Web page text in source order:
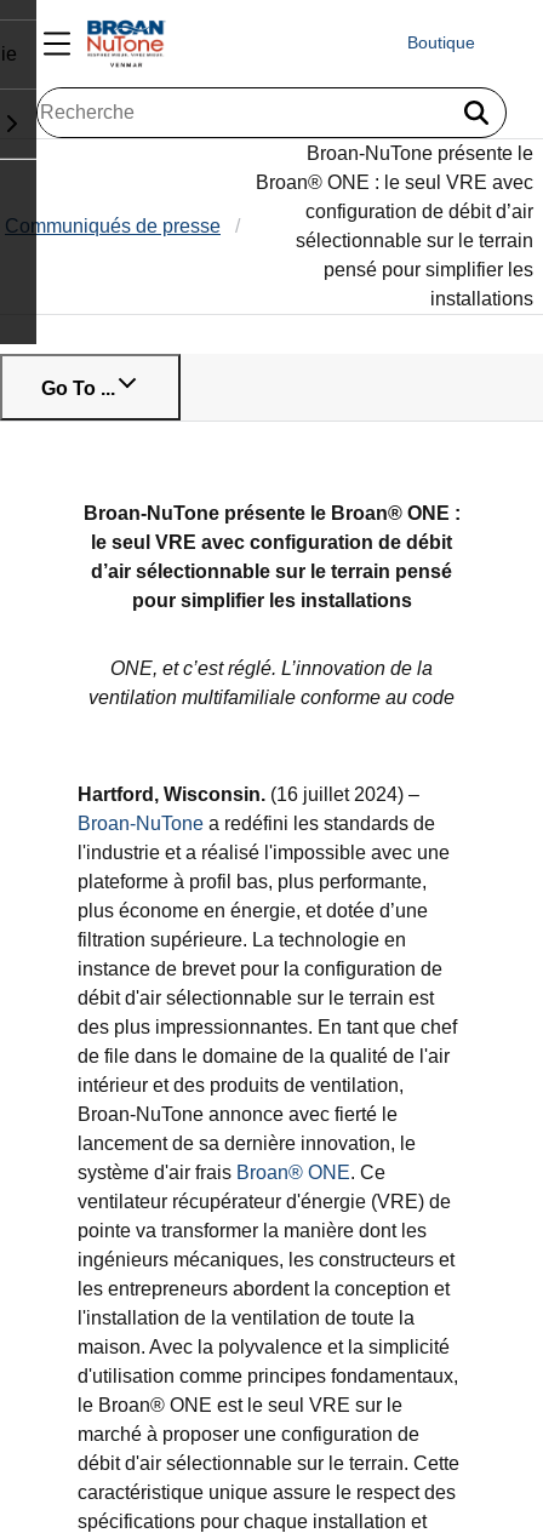
Boutique
Communiqués de presse
Broan-NuTone présente le
Broan® ONE : le seul VRE avec
configuration de débit d’air
sélectionnable sur le terrain
pensé pour simplifier les
installations
Go To ...
Broan-NuTone présente le Broan® ONE :
le seul VRE avec configuration de débit
d’air sélectionnable sur le terrain pensé
pour simplifier les installations
ONE, et c’est réglé. L’innovation de la
ventilation multifamiliale conforme au code
Hartford, Wisconsin. (16 juillet 2024) –
Broan-NuTone a redéfini les standards de
l'industrie et a réalisé l'impossible avec une
plateforme à profil bas, plus performante,
plus économe en énergie, et dotée d’une
filtration supérieure. La technologie en
instance de brevet pour la configuration de
débit d'air sélectionnable sur le terrain est
des plus impressionnantes. En tant que chef
de file dans le domaine de la qualité de l'air
intérieur et des produits de ventilation,
Broan-NuTone annonce avec fierté le
lancement de sa dernière innovation, le
système d'air frais Broan® ONE. Ce
ventilateur récupérateur d'énergie (VRE) de
pointe va transformer la manière dont les
ingénieurs mécaniques, les constructeurs et
les entrepreneurs abordent la conception et
l'installation de la ventilation de toute la
maison. Avec la polyvalence et la simplicité
d'utilisation comme principes fondamentaux,
le Broan® ONE est le seul VRE sur le
marché à proposer une configuration de
débit d'air sélectionnable sur le terrain. Cette
caractéristique unique assure le respect des
spécifications pour chaque installation et